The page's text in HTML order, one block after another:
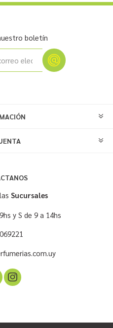
boletín
Sucursales
y S de 9 a 14hs